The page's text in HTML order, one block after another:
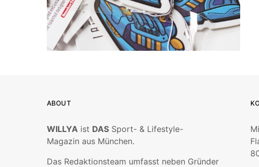
ABOUT
WILLYA ist DAS Sport- & Lifestyle-
Magazin aus München.
Das Redaktionsteam umfasst neben Gründer